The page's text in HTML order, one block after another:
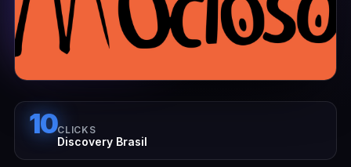
10CLICKS
Discovery Brasil